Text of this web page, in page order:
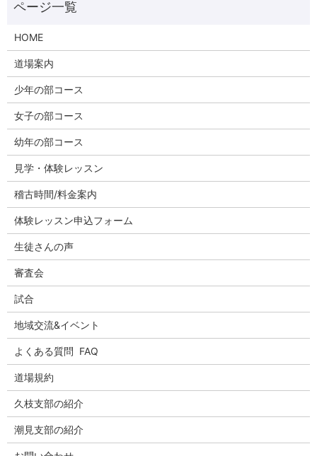
HOME
道場案内
少年の部コース
女子の部コース
幼年の部コース
見学・体験レッスン
稽古時間/料金案内
体験レッスン申込フォーム
生徒さんの声
審査会
試合
地域交流&イベント
よくある質問 FAQ
道場規約
久枝支部の紹介
潮見支部の紹介